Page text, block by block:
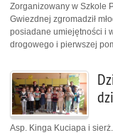
Zorganizowany w Szkole
Gwiezdnej zgromadził
posiadane umiejętności i
drogowego i pierwszej
Asp. Kinga Kuciapa i